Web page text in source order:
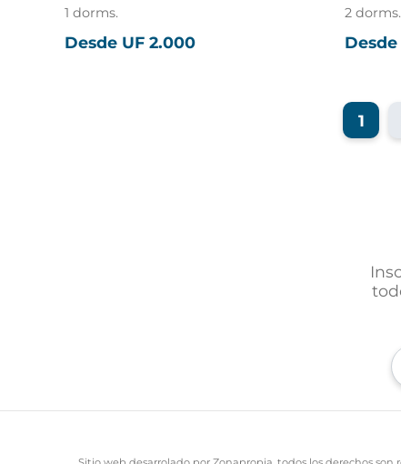
1 dorms.
Desde UF 2.000
2 dorms.
Desde
1